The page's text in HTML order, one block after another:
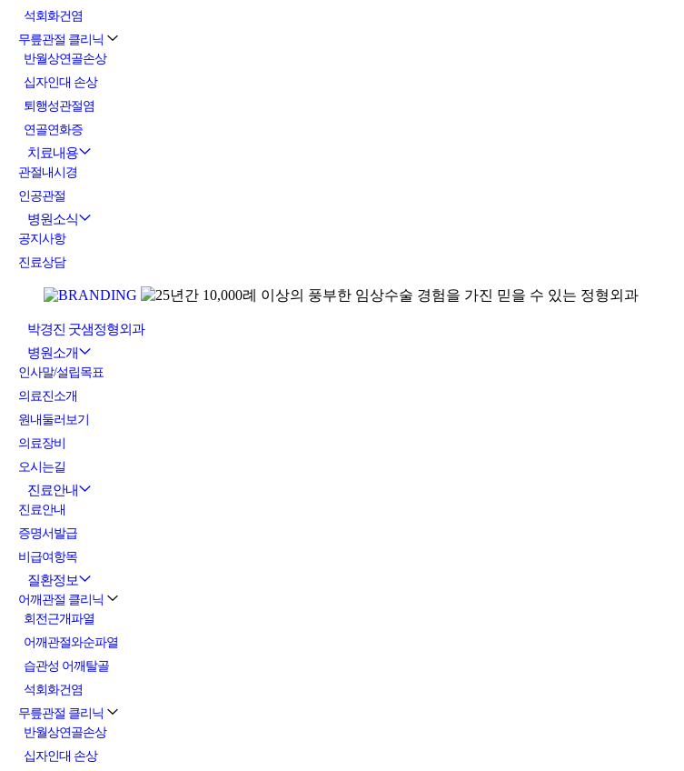
석회화건염
무릎관절 클리닉
반월상연골손상
십자인대 손상
퇴행성관절염
연골연화증
치료내용
관절내시경
인공관절
병원소식
공지사항
진료상담
박경진 굿샘정형외과
병원소개
인사말/설립목표
의료진소개
원내둘러보기
의료장비
오시는길
진료안내
진료안내
증명서발급
비급여항목
질환정보
어깨관절 클리닉
회전근개파열
어깨관절와순파열
습관성 어깨탈골
석회화건염
무릎관절 클리닉
반월상연골손상
십자인대 손상